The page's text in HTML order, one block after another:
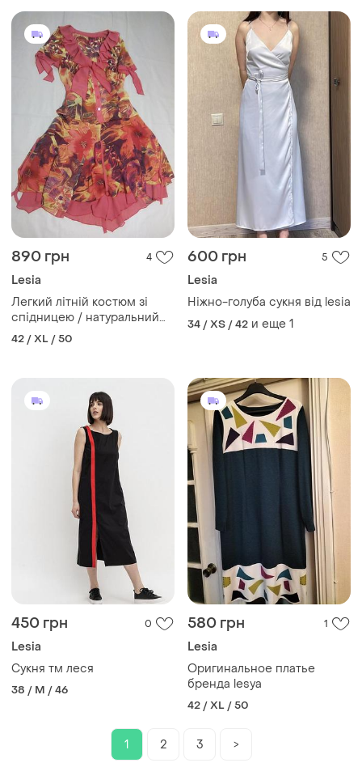
890 грн 4
Lesia
Легкий літній костюм зі
спідницею / натуральний
шовк
42 / XL / 50
600 грн 5
Lesia
Ніжно-голуба сукня від lesia
34 / XS / 42 и еще 1
450 грн 0
Lesia
Сукня тм леся
38 / M / 46
580 грн 1
Lesia
Оригинальное платье
бренда lesya
42 / XL / 50
1 2 3 >